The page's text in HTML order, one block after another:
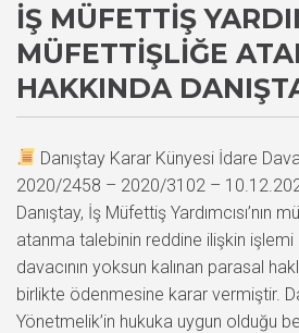
İŞ MÜFETTIŞ
MÜFETTIŞLIĞE
HAKKINDA
Danıştay Karar Künyesi İdare
2020/2458 – 2020/3102 –
Danıştay, İş Müfettiş Yardımcısı’nın
atanma talebinin reddine ilişkin işlemi
davacının yoksun kalınan parasal
birlikte ödenmesine karar vermiştir.
Yönetmelik’in hukuka uygun olduğu